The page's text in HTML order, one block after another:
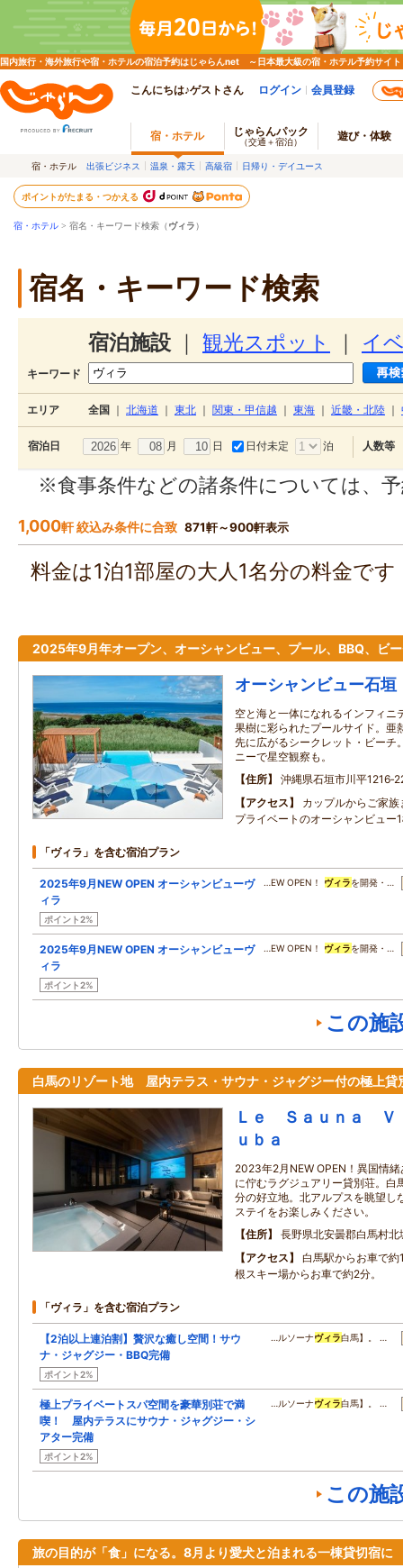
国内旅行・海外旅行や宿・ホテルの宿泊予約はじゃらんnet ～日本最大級の宿・ホテル予約サイト
こんにちは♪ゲストさん ログイン 会員登録
宿・ホテル じゃらんパック
（交通＋宿泊） 遊び・体験
宿・ホテル 出張ビジネス 温泉・露天 高級宿 日帰り・デイユース
ポイントがたまる・つかえる
宿・ホテル > 宿名・キーワード検索（ヴィラ）
宿名・キーワード検索
宿泊施設 観光スポット イ
キーワード
エリア 全国 北海道 東北 関東・甲信越 東海 近畿・北陸
宿泊日 年 月 日 日付未定 泊 人数等
※食事条件などの諸条件については、
1,000軒 絞込み条件に合致 871軒～900軒表示
料金は1泊1部屋の大人1名分の料金で
2025年9月年オープン、オーシャンビュー、プール、BBQ、ビ
オーシャンビュー石
空と海と一体になれるインフィニ
果樹に彩られたプールサイド。亜
先に広がるシークレット・ビーチ
ニーで星空観察も。
住所
沖縄県石垣市川平
アクセス
カップルからご家
プライベートのオーシャンビュー
「ヴィラ」を含む宿泊プラン
2025年9月NEW OPEN オーシャンビューヴ
ィラ
ポイント2%
…EW OPEN！ ヴィラを開発・…
2025年9月NEW OPEN オーシャンビューヴ
ィラ
ポイント2%
…EW OPEN！ ヴィラを開発・…
この施
白馬のリゾート地 屋内テラス・サウナ・ジャグジー付の極上貸
Ｌｅ Ｓａｕｎａ Ｖ
ｕｂａ
2023年2月NEW OPEN！異国情
に佇むラグジュアリー貸別荘。白
分の好立地。北アルプスを眺望し
ステイをお楽しみください。
住所
長野県北安曇郡白馬村
アクセス
白馬駅からお車で
根スキー場からお車で約2分。
「ヴィラ」を含む宿泊プラン
【2泊以上連泊割】贅沢な癒し空間！サウ
ナ・ジャグジー・BBQ完備
ポイント2%
…ルソーナヴィラ白馬】。 …
極上プライベートスパ空間を豪華別荘で満
喫！ 屋内テラスにサウナ・ジャグジー・シ
アター完備
ポイント2%
…ルソーナヴィラ白馬】。 …
この施
旅の目的が「食」になる。8月より愛犬と泊まれる一棟貸切宿に